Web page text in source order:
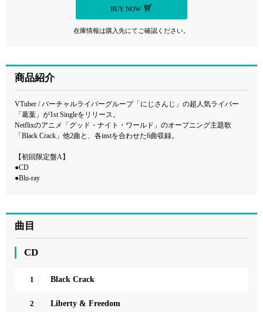
BUY NOW
在庫情報は購入先にてご確認ください。
商品紹介
VTuber / バーチャルライバーグループ「にじさんじ」の超人気ライバー
「葛葉」が1st Singleをリリース。
Netflixのアニメ「グッド・ナイト・ワールド」のオープニング主題歌
「Black Crack」他2曲と、各instを合わせた6曲収録。
【初回限定盤A】
●CD
●Blu-ray
曲目
CD
1 Black Crack
2 Liberty & Freedom